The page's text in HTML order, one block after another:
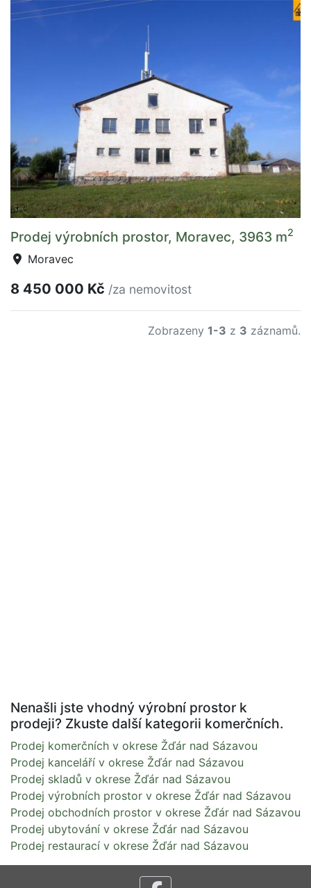
Prodej výrobních prostor, Moravec, 3963 m2
Moravec
8 450 000 Kč /za nemovitost
Zobrazeny 1-3 z 3 záznamů.
Nenašli jste vhodný výrobní prostor k
prodeji? Zkuste další kategorii komerčních.
Prodej komerčních v okrese Žďár nad Sázavou
Prodej kanceláří v okrese Žďár nad Sázavou
Prodej skladů v okrese Žďár nad Sázavou
Prodej výrobních prostor v okrese Žďár nad Sázavou
Prodej obchodních prostor v okrese Žďár nad Sázavou
Prodej ubytování v okrese Žďár nad Sázavou
Prodej restaurací v okrese Žďár nad Sázavou